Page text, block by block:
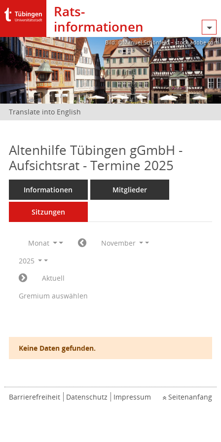
Rats­
informationen
Bild: @Manuel Schönfeld – stock.adobe.com
Translate into English
Altenhilfe Tübingen gGmbH -
Aufsichtsrat - Termine 2025
Informationen Mitglieder
Sitzungen
Monat
November
2025
Aktuell
Gremium auswählen
Keine Daten gefunden.
Barrierefreiheit Datenschutz Impressum Seitenanfang